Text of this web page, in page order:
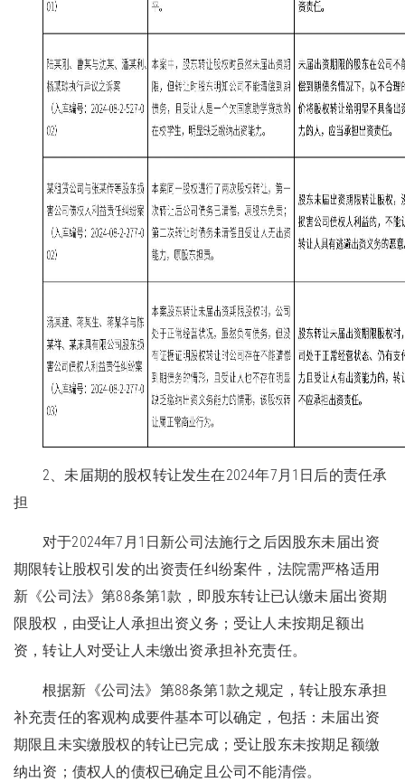
2、未届期的股权转让发生在2024年7月1日后的责任承
担
对于2024年7月1日新公司法施行之后因股东未届出资
期限转让股权引发的出资责任纠纷案件，法院需严格适用
新《公司法》第88条第1款，即股东转让已认缴未届出资期
限股权，由受让人承担出资义务；受让人未按期足额出
资，转让人对受让人未缴出资承担补充责任。
根据新《公司法》第88条第1款之规定，转让股东承担
补充责任的客观构成要件基本可以确定，包括：未届出资
期限且未实缴股权的转让已完成；受让股东未按期足额缴
纳出资；债权人的债权已确定且公司不能清偿。